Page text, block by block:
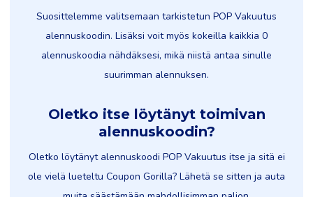
Suosittelemme valitsemaan tarkistetun POP Vakuutus
alennuskoodin. Lisäksi voit myös kokeilla kaikkia 0
alennuskoodia nähdäksesi, mikä niistä antaa sinulle
suurimman alennuksen.
Oletko itse löytänyt toimivan
alennuskoodin?
Oletko löytänyt alennuskoodi POP Vakuutus itse ja sitä ei
ole vielä lueteltu Coupon Gorilla? Lähetä se sitten ja auta